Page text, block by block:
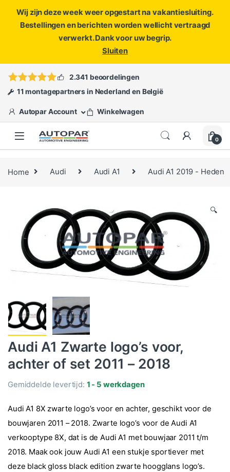
Wij zijn deze week weer opgestart na vakantiesluiting.
Bestellingen en berichten worden wellicht vertraagd
verwerkt. Dank voor uw begrip.
Sluiten
ofopen een ticket
2.341 beoordelingen
11 montagepartners in Nederland en België
Autopar Account Winkelwagen
0
Home Audi Audi A1 Audi A1 2019 - Heden
🔍
Audi A1 Zwarte logo’s voor,
achter of set 2011 – 2018
Gemiddelde levertijd: 1 - 5 werkdagen
Audi A1 8X zwarte logo’s voor en achter, geschikt voor de
bouwjaren 2011 – 2018. Zwarte logo’s voor de Audi A1
verkooptype 8X, dat is de Audi A1 met bouwjaar 2011 t/m
2018. Maak ook jouw Audi A1 een stukje sportiever met
deze black gloss black edition zwarte hoogglans logo’s.